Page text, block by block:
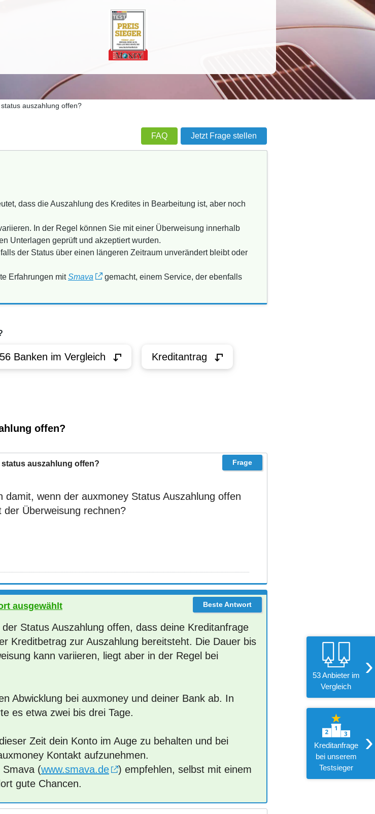
53 Anbieter im
Vergleich
›
Kreditanfrage
bei unserem
Testsieger
›
auszahlung offen?
FAQ Jetzt Frage stellen
dass die Auszahlung des Kredites in Bearbeitung ist, aber noch
In der Regel können Sie mit einer Überweisung innerhalb
Unterlagen geprüft und akzeptiert wurden.
der Status über einen längeren Zeitraum unverändert bleibt oder
Erfahrungen mitSmava
gemacht, einem Service, der ebenfalls
56 Banken im Vergleich Kreditantrag
offen?
auszahlung offen?
damit, wenn der auxmoney Status Auszahlung offen
Überweisung rechnen?
ausgewählt
Status Auszahlung offen, dass deine Kreditanfrage
Kreditbetrag zur Auszahlung bereitsteht. Die Dauer bis
kann variieren, liegt aber in der Regel bei
Abwicklung bei auxmoney und deiner Bank ab. In
es etwa zwei bis drei Tage.
Zeit dein Konto im Auge zu behalten und bei
Kontakt aufzunehmen.
Smava (www.smava.de
) empfehlen, selbst mit einem
gute Chancen.